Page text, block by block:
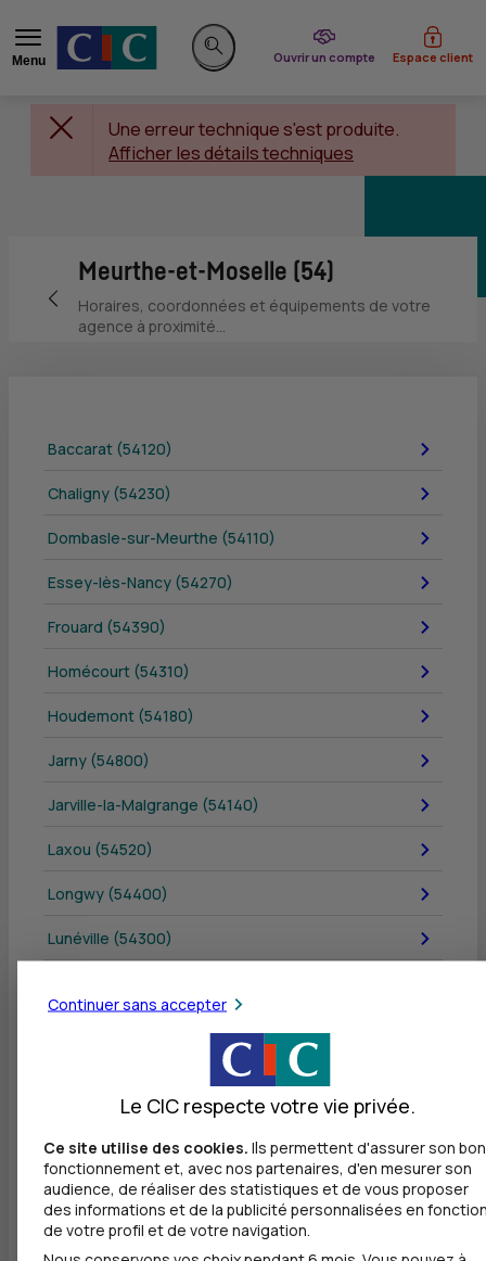
Menu
Rechercher sur le site
Ouvrir un compte
du CIC Espace client
Une erreur technique s'est produite.
Afficher les détails techniques
Retour vers la page précédente
Meurthe-et-Moselle (54)
Horaires, coordonnées et équipements de votre
agence à proximité...
Baccarat (54120)
Chaligny (54230)
Dombasle-sur-Meurthe (54110)
Essey-lès-Nancy (54270)
Frouard (54390)
Homécourt (54310)
Houdemont (54180)
Jarny (54800)
Jarville-la-Malgrange (54140)
Laxou (54520)
Longwy (54400)
Lunéville (54300)
Val de Briey (54150)
Vandœuvre-lès-Nancy (54500)
Villers-lès-Nancy (54600)
Continuer sans accepter
Le CIC respecte votre vie privée.
Ce site utilise des cookies. Ils permettent d'assurer son bon
fonctionnement et, avec nos partenaires, d'en mesurer son
audience, de réaliser des statistiques et de vous proposer
des informations et de la publicité personnalisées en
de votre profil et de votre navigation.